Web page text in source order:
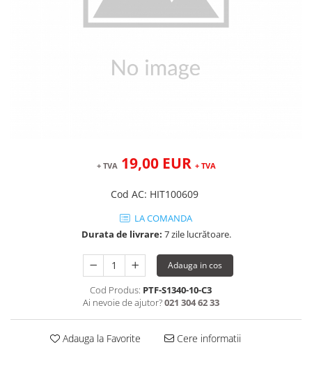
+ TVA 19,00 EUR + TVA
Cod AC: HIT100609
LA COMANDA
Durata de livrare: 7 zile lucrătoare.
Adauga in cos
Cod Produs: PTF-S1340-10-C3
Ai nevoie de ajutor?021 304 62 33
Adauga la Favorite Cere informatii